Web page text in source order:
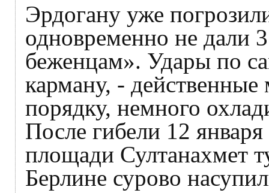
Эрдогану уже
одновременно не дали
беженцам». Удары по
карману, - действенные
порядку, немного
После гибели 12 января
площади Султанахмет
Берлине сурово